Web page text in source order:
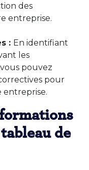
des
entreprise.
: En identifiant
les
pouvez
pour
entreprise.
de